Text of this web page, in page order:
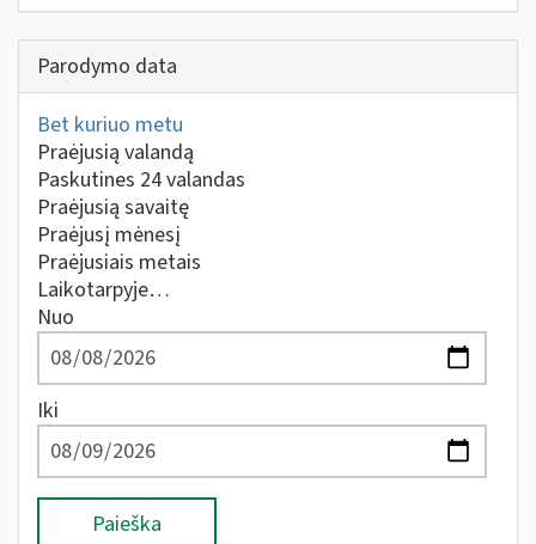
Parodymo data
Bet kuriuo metu
Praėjusią valandą
Paskutines 24 valandas
Praėjusią savaitę
Praėjusį mėnesį
Praėjusiais metais
Laikotarpyje…
Nuo
Iki
Paieška